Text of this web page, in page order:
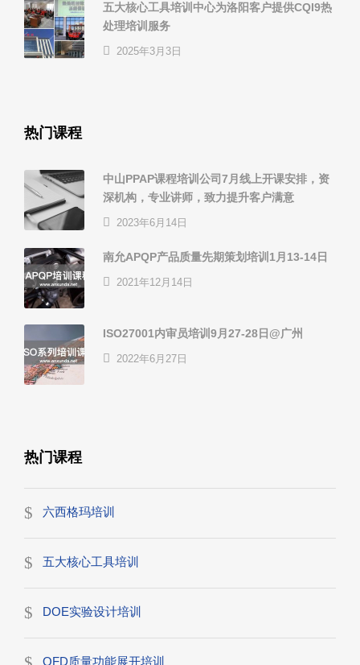
五大核心工具培训中心为洛阳客户提供CQI9热
处理培训服务
2025年3月3日
热门课程
中山PPAP课程培训公司7月线上开课安排，资
深机构，专业讲师，致力提升客户满意
2023年6月14日
南允APQP产品质量先期策划培训1月13-14日
2021年12月14日
ISO27001内审员培训9月27-28日@广州
2022年6月27日
热门课程
六西格玛培训
五大核心工具培训
DOE实验设计培训
QFD质量功能展开培训